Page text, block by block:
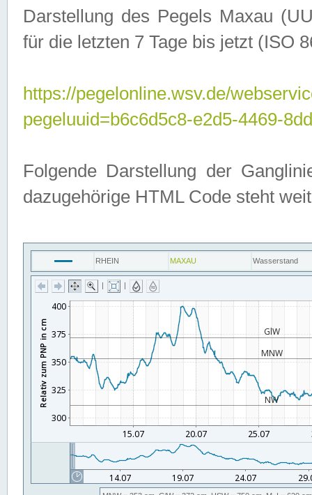
Darstellung des Pegels Maxau
für die letzten 7 Tage bis jetzt (ISO
https://pegelonline.wsv.de/
pegeluuid=b6c6d5c8-e2d5-4469-
Folgende Darstellung der
dazugehörige HTML Code steht